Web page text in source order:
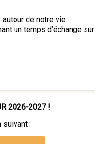
autour de notre vie
un temps d’échange sur
2026-2027 !
suivant :